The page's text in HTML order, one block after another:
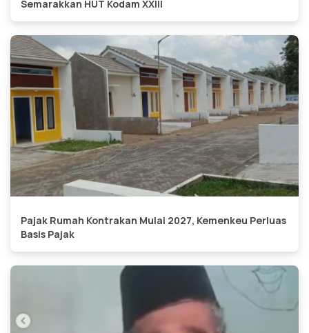
Semarakkan HUT Kodam XXIII
Pajak Rumah Kontrakan Mulai 2027, Kemenkeu Perluas
Basis Pajak